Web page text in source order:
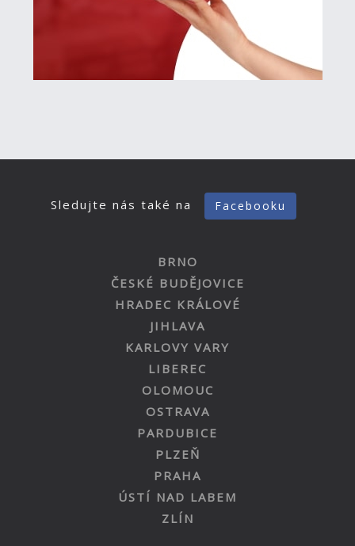
Sledujte nás také na Facebooku
BRNO
ČESKÉ BUDĚJOVICE
HRADEC KRÁLOVÉ
JIHLAVA
KARLOVY VARY
LIBEREC
OLOMOUC
OSTRAVA
PARDUBICE
PLZEŇ
PRAHA
ÚSTÍ NAD LABEM
ZLÍN